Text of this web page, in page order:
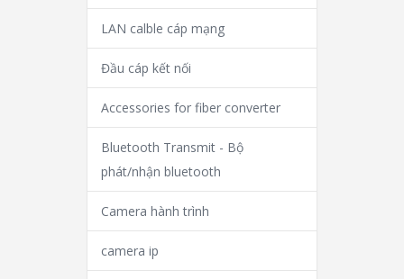
LAN calble cáp mạng
Đầu cáp kết nối
Accessories for fiber converter
Bluetooth Transmit - Bộ
phát/nhận bluetooth
Camera hành trình
camera ip